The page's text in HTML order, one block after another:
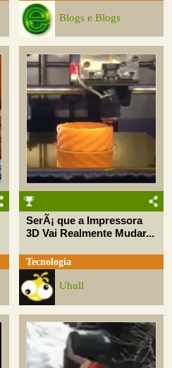
Blogs e Blogs
SerÃ¡ que a Impressora
3D Vai Realmente Mudar...
Tecnologia
Uhull